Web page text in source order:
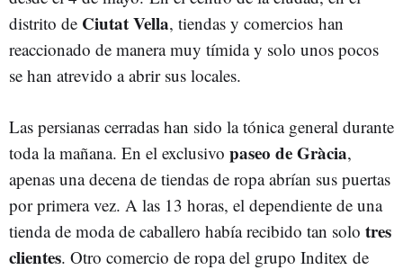
distrito de Ciutat Vella, tiendas y comercios han
reaccionado de manera muy tímida y solo unos pocos
se han atrevido a abrir sus locales.
Las persianas cerradas han sido la tónica general durante
toda la mañana. En el exclusivo paseo de Gràcia,
apenas una decena de tiendas de ropa abrían sus puertas
por primera vez. A las 13 horas, el dependiente de una
tienda de moda de caballero había recibido tan solo tres
clientes. Otro comercio de ropa del grupo Inditex de